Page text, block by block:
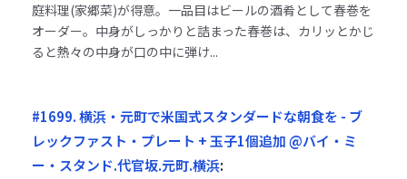
庭料理(家郷菜)が得意。一品目はビールの酒肴として春巻を
オーダー。中身がしっかりと詰まった春巻は、カリッとかじ
ると熱々の中身が口の中に弾け...
#1699. 横浜・元町で米国式スタンダードな朝食を - ブ
レックファスト・プレート + 玉子1個追加 @バイ・ミ
ー・スタンド.代官坂.元町.横浜: